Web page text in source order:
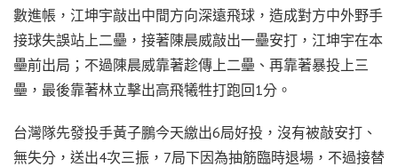
數進帳，江坤宇敲出中間方向深遠飛球，造成對方中外野手
接球失誤站上二壘，接著陳晨威敲出一壘安打，江坤宇在本
壘前出局；不過陳晨威靠著趁傳上二壘、再靠著暴投上三
壘，最後靠著林立擊出高飛犧牲打跑回1分。
台灣隊先發投手黃子鵬今天繳出6局好投，沒有被敲安打、
無失分，送出4次三振，7局下因為抽筋臨時退場，不過接替